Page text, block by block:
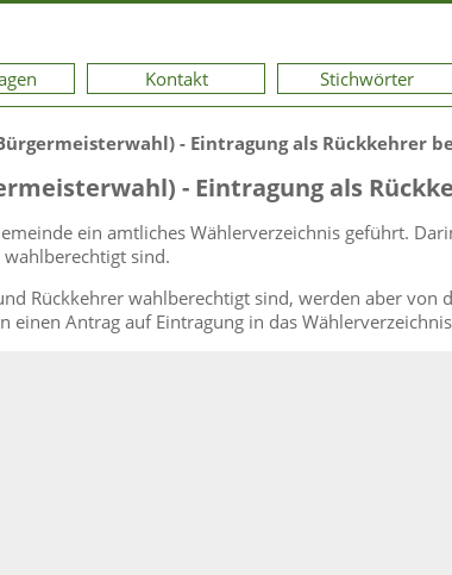
Kontakt Stichwörter
- Eintragung als Rückkehrer
- Eintragung als
ein amtliches Wählerverzeichnis geführt.
sind.
Rückkehrer wahlberechtigt sind, werden aber von
einen Antrag auf Eintragung in das